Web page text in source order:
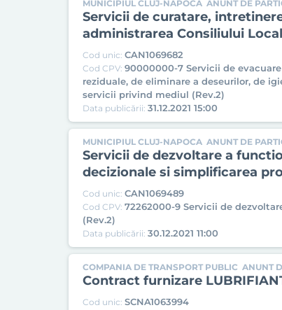
MUNICIPIUL CLUJ-NAPOCA ANUNT DE
Servicii de curatare,
administrarea Consiliului
Cod unic: CAN1069682
Cod CPV: 90000000-7 Servicii de
reziduale, de eliminare a deseurilor, de
servicii privind mediul (Rev.2)
Data publicării: 31.12.2021 15:00
MUNICIPIUL CLUJ-NAPOCA ANUNT DE
Servicii de dezvoltare a
decizionale si simplificarea
Cod unic: CAN1069489
Cod CPV: 72262000-9 Servicii de
(Rev.2)
Data publicării: 30.12.2021 11:00
COMPANIA DE TRANSPORT PUBLIC ANUNT
Contract furnizare
Cod unic: SCNA1063994